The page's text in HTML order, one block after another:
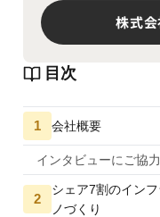
株式
目次
1 会社概要
インタビューにご協
2
シェア7割のイン
ノづくり